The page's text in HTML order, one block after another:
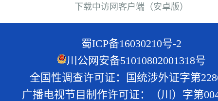
下载中访网客户端（安卓版）
蜀ICP备16030210号-2
川公网安备51010802001318号
全国性调查许可证：国统涉外证字第
广播电视节目制作许可证：（川）字第